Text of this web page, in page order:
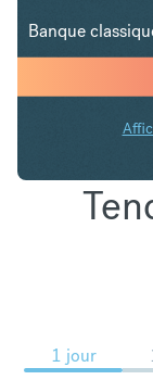
Banque
1 jour